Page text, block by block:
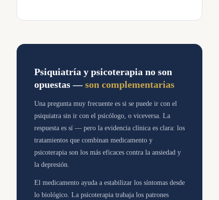
Psiquiatría y psicoterapia no son
opuestas —son complementarias
Una pregunta muy frecuente es si se puede ir con el
psiquiatra sin ir con el psicólogo, o viceversa. La
respuesta es sí — pero la evidencia clínica es clara: los
tratamientos que combinan medicamento y
psicoterapia son los más eficaces contra la ansiedad y
la depresión.
El medicamento ayuda a estabilizar los síntomas desde
lo biológico. La psicoterapia trabaja los patrones